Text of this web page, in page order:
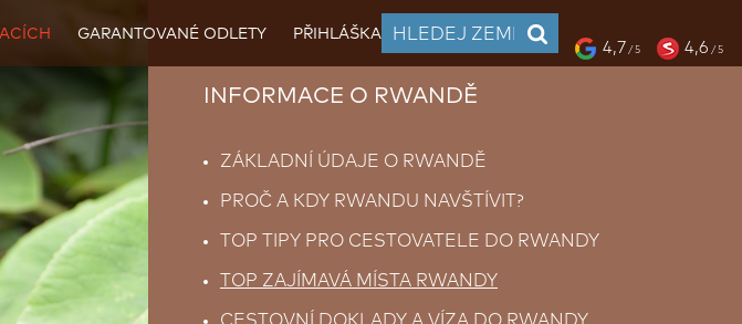
GARANTOVANÉ ODLETY PŘIHLÁŠKA
4,7 / 5 4,6 / 5
INFORMACE O RWANDĚ
ZÁKLADNÍ ÚDAJE O RWANDĚ
PROČ A KDY RWANDU NAVŠTÍVIT?
TOP TIPY PRO CESTOVATELE DO RWANDY
TOP ZAJÍMAVÁ MÍSTA RWANDY